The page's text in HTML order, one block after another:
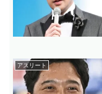
アスリート